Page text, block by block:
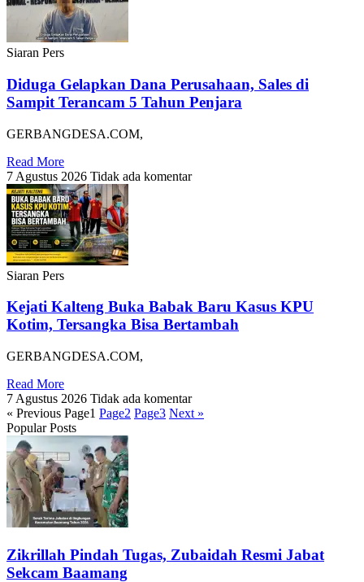
Siaran Pers
Diduga Gelapkan Dana Perusahaan, Sales di
Sampit Terancam 5 Tahun Penjara
GERBANGDESA.COM,
Read More
7 Agustus 2026 Tidak ada komentar
Siaran Pers
Kejati Kalteng Buka Babak Baru Kasus KPU
Kotim, Tersangka Bisa Bertambah
GERBANGDESA.COM,
Read More
7 Agustus 2026 Tidak ada komentar
« Previous Page1 Page2 Page3 Next »
Popular Posts
Zikrillah Pindah Tugas, Zubaidah Resmi Jabat
Sekcam Baamang